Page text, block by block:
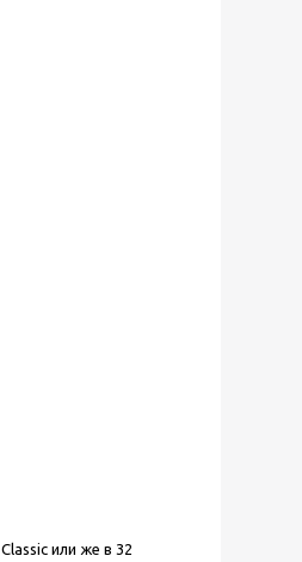
Classic или же в 32